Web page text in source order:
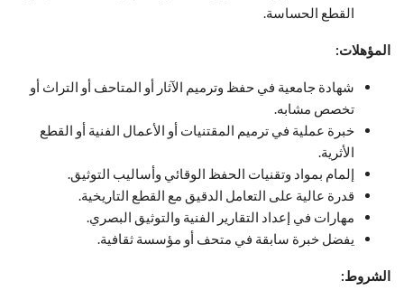
القطع الحساسة.
المؤهلات:
شهادة جامعية في حفظ وترميم الآثار أو المتاحف أو التراث أو
تخصص مشابه.
خبرة عملية في ترميم المقتنيات أو الأعمال الفنية أو القطع
الأثرية.
إلمام بمواد وتقنيات الحفظ الوقائي وأساليب التوثيق.
قدرة عالية على التعامل الدقيق مع القطع التاريخية.
مهارات في إعداد التقارير الفنية والتوثيق البصري.
يفضل خبرة سابقة في متحف أو مؤسسة ثقافية.
الشروط: